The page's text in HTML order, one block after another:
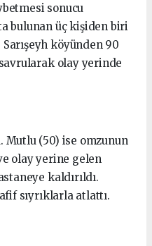
sonucu
bulunan üç kişiden biri
köyünden 90
olay yerinde
Mutlu (50) ise omzunun
olay yerine gelen
kaldırıldı.
sıyrıklarla atlattı.